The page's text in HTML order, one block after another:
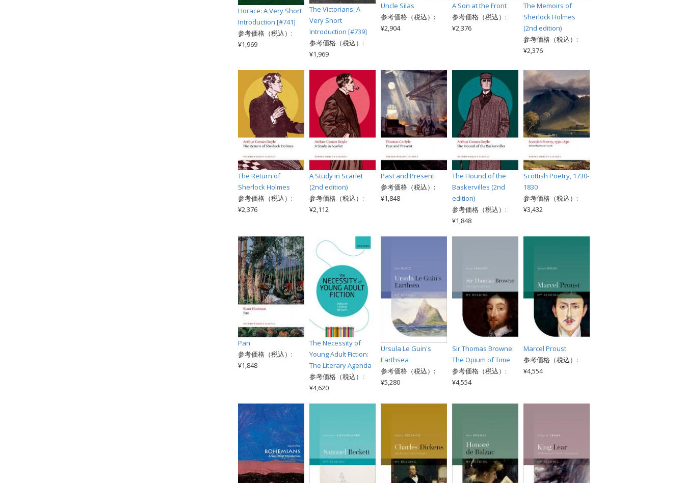
Horace: A Very Short
Introduction [#741]
参考価格（税込）:
¥1,969
The Victorians: A
Very Short
Introduction [#739]
参考価格（税込）:
¥1,969
Uncle Silas
参考価格（税込）:
¥2,904
A Son at the Front
参考価格（税込）:
¥2,376
The Memoirs of
Sherlock Holmes
(2nd edition)
参考価格（税込）:
¥2,376
The Return of
Sherlock Holmes
参考価格（税込）:
¥2,376
A Study in Scarlet
(2nd edition)
参考価格（税込）:
¥2,112
Past and Present
参考価格（税込）:
¥1,848
The Hound of the
Baskervilles (2nd
edition)
参考価格（税込）:
¥1,848
Scottish Poetry, 1730-
1830
参考価格（税込）:
¥3,432
Pan
参考価格（税込）:
¥1,848
The Necessity of
Young Adult Fiction:
The Literary Agenda
参考価格（税込）:
¥4,620
Ursula Le Guin's
Earthsea
参考価格（税込）:
¥5,280
Sir Thomas Browne:
The Opium of Time
参考価格（税込）:
¥4,554
Marcel Proust
参考価格（税込）:
¥4,554